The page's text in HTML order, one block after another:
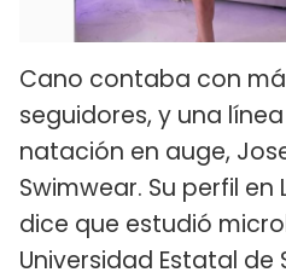
Cano contaba con
seguidores, y una
natación en auge,
Swimwear. Su perfil en
dice que estudió
Universidad Estatal de